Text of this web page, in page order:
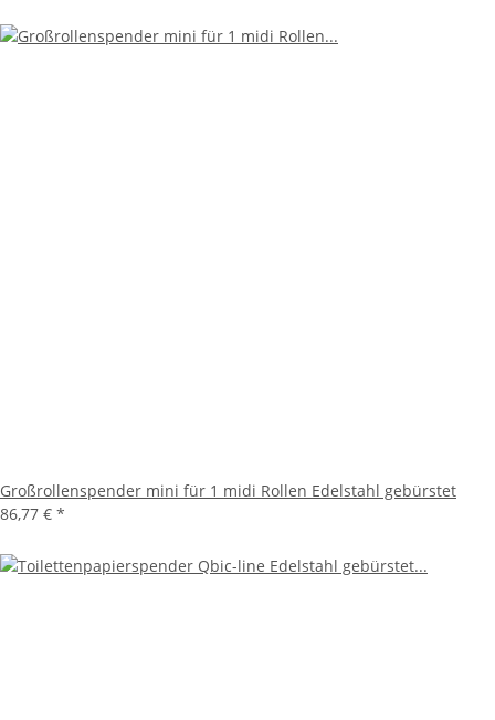
Großrollenspender mini für 1 midi Rollen Edelstahl gebürstet
86,77 € *